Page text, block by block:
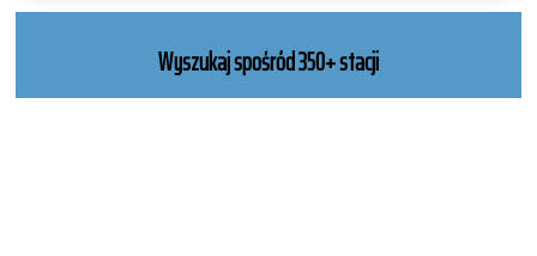
RADIO
WORDPRESS
Wyszukaj spośród 350+ stacji